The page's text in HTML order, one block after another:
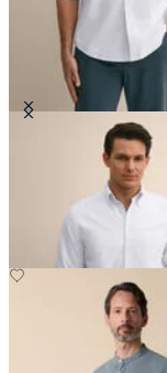
Camicia Regular Fit in
Collo Button Down